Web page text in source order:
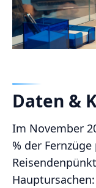
Daten &
Im November
% der